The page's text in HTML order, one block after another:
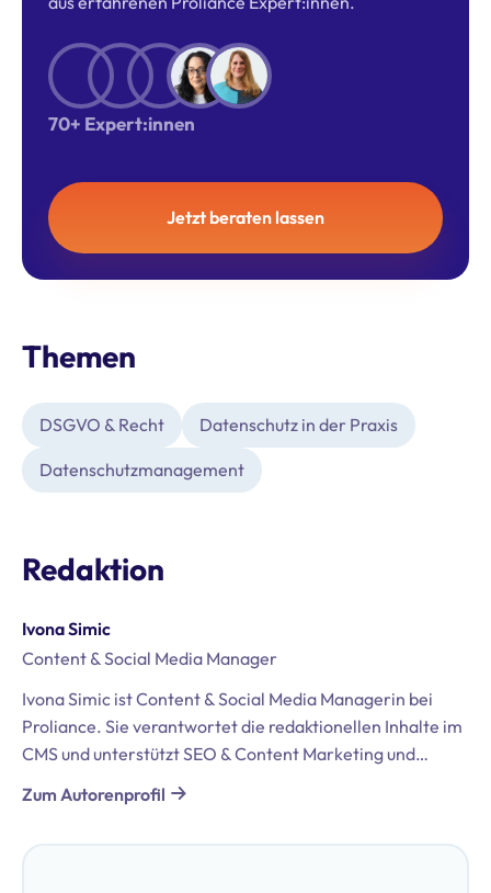
70+ Expert:innen
Jetzt beraten lassen
Themen
DSGVO & Recht Datenschutz in der Praxis
Datenschutz­management
Redaktion
Ivona Simic
Content & Social Media Manager
Ivona Simic ist Content & Social Media Managerin bei
Proliance. Sie verantwortet die redaktionellen Inhalte im
CMS und unterstützt SEO & Content Marketing und
steigert die Sichtbarkeit. Ihre operativen Stärken liegen
in der Organisation und Umsetzung von Online- und
der Entwicklung und Optimierung von Content für
Zum Autorenprofil